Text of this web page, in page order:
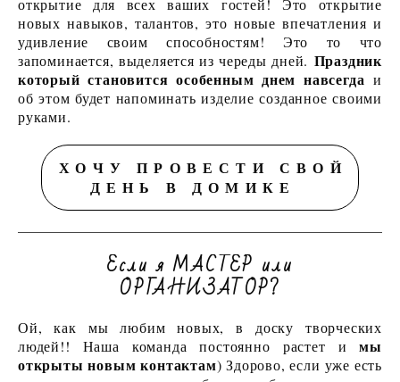
открытие для всех ваших гостей! Это открытие
новых навыков, талантов, это новые впечатления и
удивление своим способностям! Это то что
запоминается, выделяется из череды дней. Праздник
который становится особенным днем навсегда и
об этом будет напоминать изделие созданное своими
руками.
ХОЧУ ПРОВЕСТИ СВОЙ
ДЕНЬ В ДОМИКЕ
Если я МАСТЕР или
ОРГАНИЗАТОР?
Ой, как мы любим новых, в доску творческих
людей!! Наша команда постоянно растет имы
открыты новым контактам) Здорово, если уже есть